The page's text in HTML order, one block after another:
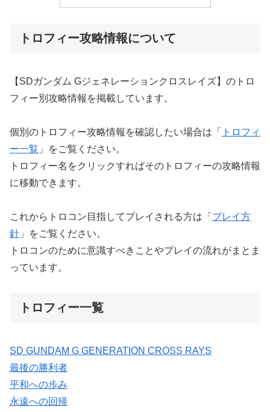
トロフィー攻略情報について
【SDガンダム Gジェネレーションクロスレイズ】のトロ
フィー別攻略情報を掲載しています。
個別のトロフィー攻略情報を確認したい場合は「
トロフィ
ー一覧 」をご覧ください。
トロフィー名をクリックすればそのトロフィーの攻略情報
に移動できます。
これからトロコン目指してプレイされる方は「 プレイ方
針 」をご覧ください。
トロコンのために意識すべきことやプレイの流れがまとま
っています。
トロフィー一覧
SD GUNDAM G GENERATION CROSS RAYS
最後の勝利者
平和への歩み
永遠への回帰